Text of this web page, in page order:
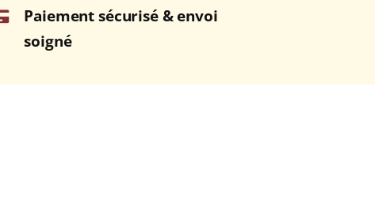
Paiement sécurisé & envoi
soigné